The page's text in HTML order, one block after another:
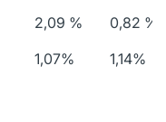
2,09 %
1,07%
0,82 %
1,14%